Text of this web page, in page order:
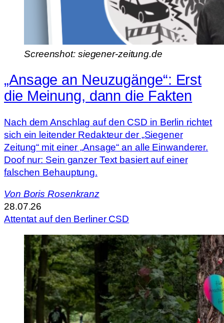
Screenshot: siegener-zeitung.de
„Ansage an Neuzugänge“: Erst
die Meinung, dann die Fakten
Nach dem Anschlag auf den CSD in Berlin richtet
sich ein leitender Redakteur der „Siegener
Zeitung“ mit einer „Ansage“ an alle Einwanderer.
Doof nur: Sein ganzer Text basiert auf einer
falschen Behauptung.
Von Boris Rosenkranz
28.07.26
Attentat auf den Berliner CSD